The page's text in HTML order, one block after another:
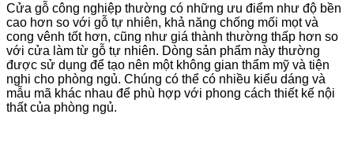
Cửa gỗ công nghiệp thường có những ưu điểm như độ bền
cao hơn so với gỗ tự nhiên, khả năng chống mối mọt và
cong vênh tốt hơn, cũng như giá thành thường thấp hơn so
với cửa làm từ gỗ tự nhiên. Dòng sản phẩm này thường
được sử dụng để tạo nên một không gian thẩm mỹ và tiện
nghi cho phòng ngủ. Chúng có thể có nhiều kiểu dáng và
mẫu mã khác nhau để phù hợp với phong cách thiết kế nội
thất của phòng ngủ.